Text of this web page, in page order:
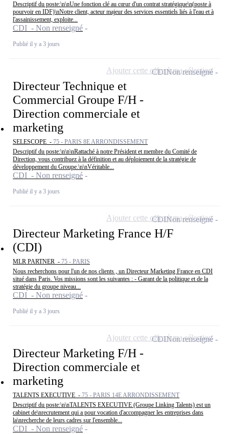
Descriptif du poste:\n\nUne fonction clé au cœur d'un contrat stratégique\n(poste à
pourvoir en IDF)\nNotre client, acteur majeur des services essentiels liés à l'eau et à
l'assainissement, exploite...
CDI - Non renseigné
Publié il y a 3 jours
Directeur Technique et
Commercial Groupe F/H -
Direction commerciale et
marketing
SELESCOPE - 75 - PARIS 8E ARRONDISSEMENT
Descriptif du poste:\n\n\nRattaché à notre Président et membre du Comité de
Direction, vous contribuez à la définition et au déploiement de la stratégie de
développement du Groupe.\n\nVéritable...
CDI - Non renseigné
Publié il y a 3 jours
CDINon renseigné
Ajouter cette offre à ma sélection
Directeur Marketing France H/F
(CDI)
MLR PARTNER - 75 - PARIS
Nous recherchons pour l'un de nos clients , un Directeur Marketing France en CDI
situé dans Paris. Vos missions sont les suivantes : - Garant de la politique et de la
stratégie du groupe niveau...
CDI - Non renseigné
Publié il y a 3 jours
CDINon renseigné
Ajouter cette offre à ma sélection
Directeur Marketing F/H -
Direction commerciale et
marketing
TALENTS EXECUTIVE - 75 - PARIS 14E ARRONDISSEMENT
Descriptif du poste:\n\nTALENTS EXECUTIVE (Groupe Linking Talents) est un
cabinet de\nrecrutement qui a pour vocation d'accompagner les entreprises dans
la\nrecherche de leurs cadres sur l'ensemble...
CDI - Non renseigné
CDINon renseigné
Ajouter cette offre à ma sélection